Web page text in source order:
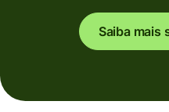
Saiba mais